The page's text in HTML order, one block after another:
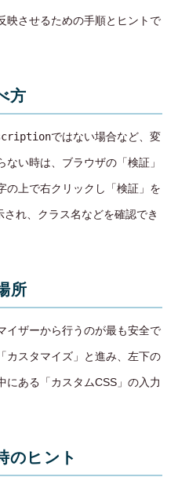
映させるための手順とヒントで
方
ではない場合など、変
い時は、ブラウザの「検証」
の上で右クリックし「検証」を
れ、クラス名などを確認でき
所
イザーから行うのが最も安全で
カスタマイズ」と進み、左下の
にある「カスタムCSS」の入力
のヒント